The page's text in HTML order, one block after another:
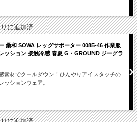
に追加済
桑和 SOWA レッグサポーター 0085-46 作業服
ッション 接触冷感 春夏 G・GROUND ジーグラ
素材でクールダウン！ひんやりアイスタッチの
ッションウェア。